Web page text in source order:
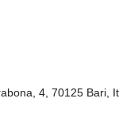
4, 70125 Bari,